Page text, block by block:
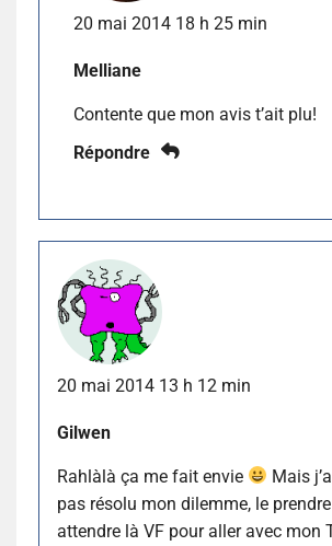
20 mai 2014 18 h 25 min
Melliane
Contente que mon avis t’ait plu!
Répondre
20 mai 2014 13 h 12 min
Gilwen
Rahlàlà ça me fait envie
Mais
pas résolu mon dilemme, le
attendre là VF pour aller avec mon